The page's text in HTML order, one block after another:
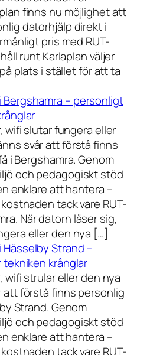
finns nu möjlighet att
datorhjälp direkt i
pris med RUT-
runt Karlaplan väljer
plats i stället för att ta
Bergshamra – personligt
wifi slutar fungera eller
svår att förstå finns
i Bergshamra. Genom
och pedagogiskt stöd
enklare att hantera –
tack vare RUT-
När datorn låser sig,
eller den nya […]
Strand –
krånglar
wifi strular eller den nya
att förstå finns personlig
Strand. Genom
och pedagogiskt stöd
enklare att hantera –
tack vare RUT-